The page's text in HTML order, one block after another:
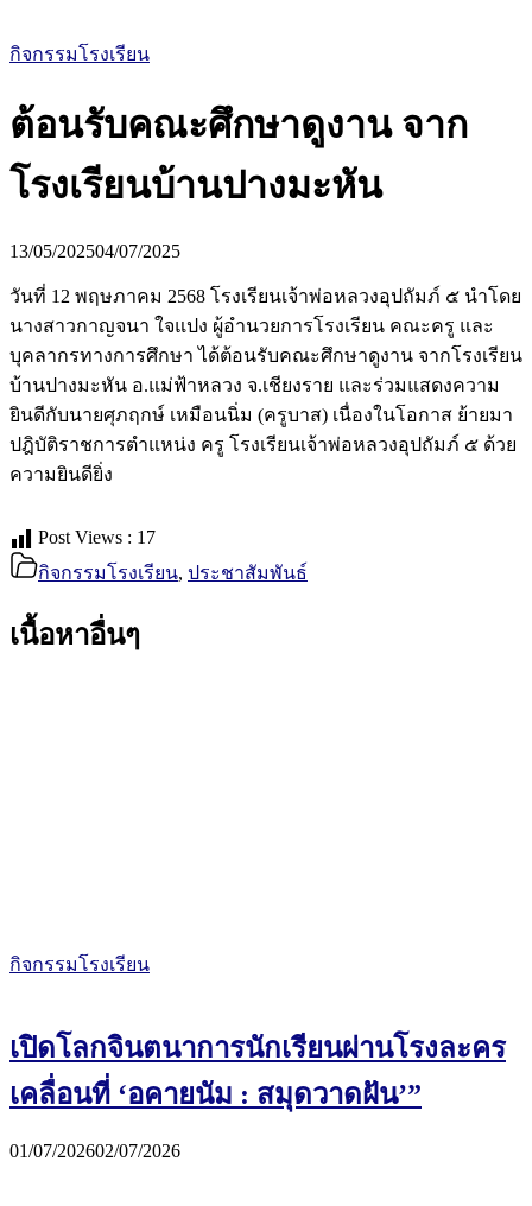
กิจกรรมโรงเรียน
ต้อนรับคณะศึกษาดูงาน จาก
โรงเรียนบ้านปางมะหัน
13/05/202504/07/2025
วันที่ 12 พฤษภาคม 2568 โรงเรียนเจ้าพ่อหลวงอุปถัมภ์ ๕ นำโดย
นางสาวกาญจนา ใจแปง ผู้อำนวยการโรงเรียน คณะครู และ
บุคลากรทางการศึกษา ได้ต้อนรับคณะศึกษาดูงาน จากโรงเรียน
บ้านปางมะหัน อ.แม่ฟ้าหลวง จ.เชียงราย และร่วมแสดงความ
ยินดีกับนายศุภฤกษ์ เหมือนนิ่ม (ครูบาส) เนื่องในโอกาส ย้ายมา
ปฎิบัติราชการตำแหน่ง ครู โรงเรียนเจ้าพ่อหลวงอุปถัมภ์ ๕ ด้วย
ความยินดียิ่ง
Post Views : 17
กิจกรรมโรงเรียน, ประชาสัมพันธ์
เนื้อหาอื่นๆ
กิจกรรมโรงเรียน
เปิดโลกจินตนาการนักเรียนผ่านโรงละคร
เคลื่อนที่ ‘อคายนัม : สมุดวาดฝัน’”
01/07/202602/07/2026